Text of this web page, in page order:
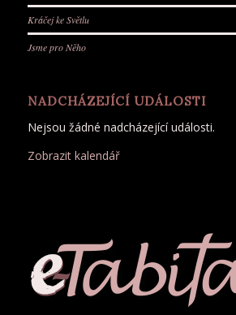
Kráčej ke Světlu
Jsme pro Něho
NADCHÁZEJÍCÍ UDÁLOSTI
Nejsou žádné nadcházející události.
Zobrazit kalendář